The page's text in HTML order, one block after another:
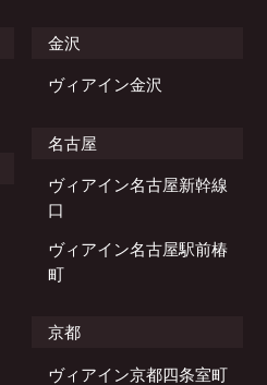
金沢
ヴィアイン金沢
名古屋
ヴィアイン名古屋新幹線
口
ヴィアイン名古屋駅前椿
町
京都
ヴィアイン京都四条室町